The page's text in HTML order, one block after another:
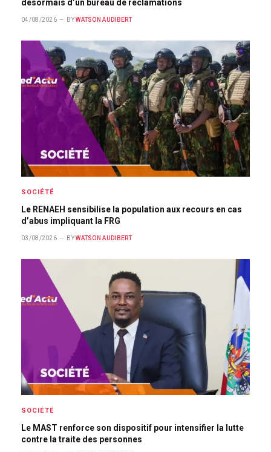
désormais d’un bureau de réclamations
04/08/2026 BY WATSON AUDIBERT
SOCIÉTÉ
Le RENAEH sensibilise la population aux recours en cas
d’abus impliquant la FRG
03/08/2026 BY WATSON AUDIBERT
SOCIÉTÉ
Le MAST renforce son dispositif pour intensifier la lutte
contre la traite des personnes